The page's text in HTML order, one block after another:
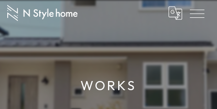
WORKS